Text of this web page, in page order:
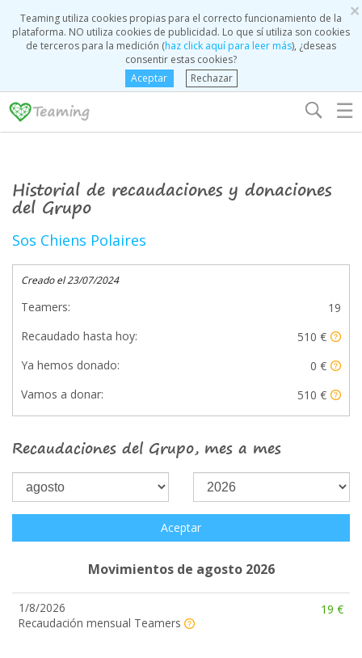
×
Teaming utiliza cookies propias para el correcto funcionamiento de la
plataforma. NO utiliza cookies de publicidad. Lo que sí utiliza son cookies
de terceros para la medición (haz click aquí para leer más), ¿deseas
consentir estas cookies?
Aceptar
Rechazar
☰
Historial de recaudaciones y donaciones
del Grupo
Sos Chiens Polaires
Creado el 23/07/2024
Teamers:
19
Recaudado hasta hoy:
510 €
Ya hemos donado:
0 €
Vamos a donar:
510 €
Recaudaciones del Grupo, mes a mes
Aceptar
Movimientos de agosto 2026
1/8/2026
Recaudación mensual Teamers
19 €